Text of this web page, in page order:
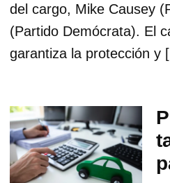
del cargo, Mike Causey
(Partido Demócrata). El
garantiza la protección y